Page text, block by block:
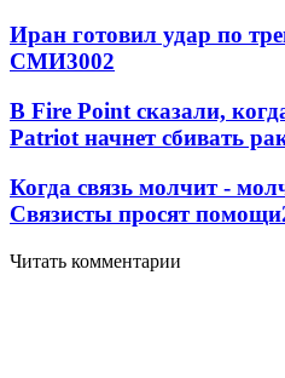
Иран готовил удар по
СМИ3002
В Fire Point сказали,
Patriot начнет сбивать
Когда связь молчит -
Связисты просят помощи
Читать комментарии